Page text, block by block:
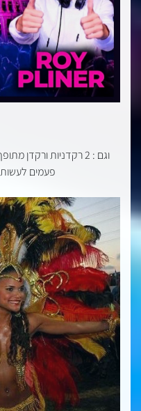
וגם : 2 רקדניות
פעמים לעשות